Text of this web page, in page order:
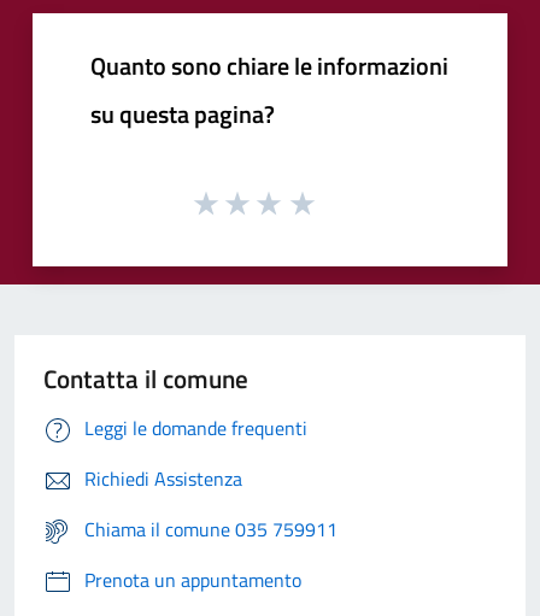
Quanto sono chiare le informazioni
su questa pagina?
Contatta il comune
Leggi le domande frequenti
Richiedi Assistenza
Chiama il comune 035 759911
Prenota un appuntamento